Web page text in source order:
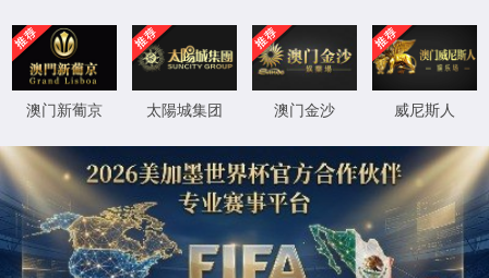
抱歉，您撞到了不存在的页面...
最有可能的原因是：
您输入的网址可能不正确
链接可能已过期